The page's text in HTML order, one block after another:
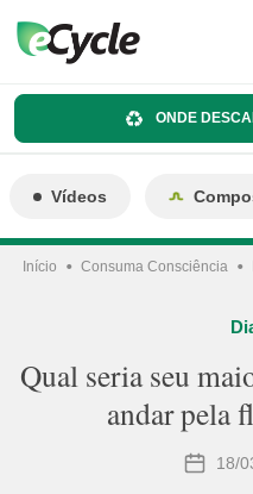
ONDE
Vídeos
Início Consuma Consciência
Qual seria seu
andar pela
18/